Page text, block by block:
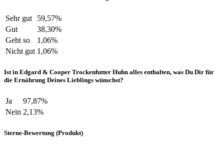
Sehr gut
59,57%
Gut
38,30%
Geht so
1,06%
Nicht gut 1,06%
Ist in Edgard & Cooper Trockenfutter Huhn alles enthalten, was Du Dir für
die Ernährung Deines Lieblings wünschst?
Ja
97,87%
Nein 2,13%
Sterne-Bewertung (Produkt)